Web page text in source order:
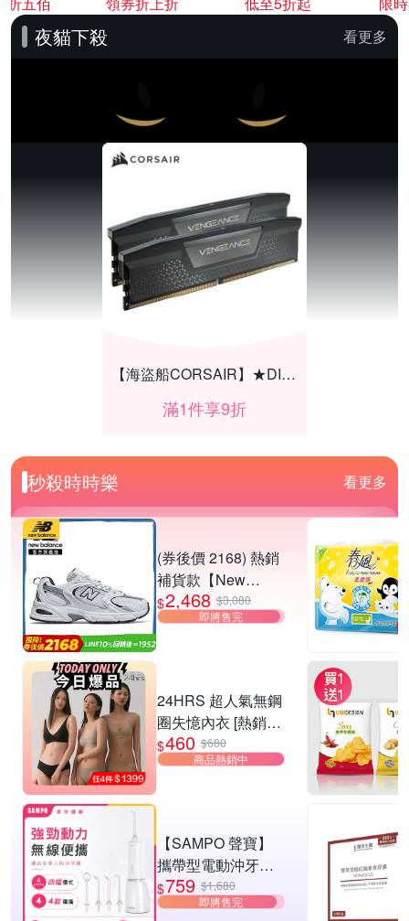
夜貓下殺 看更多
【海盜船CORSAIR】★DIY組件享9折
滿1件享9折
CITIZEN星辰錶結帳83折
滿1件享83折
秒殺時時樂 看更多
(券後價 2168) 熱銷
補貨款【New
Balance】復古運動
鞋_中性_白銀
$2,468 $3,080
即將售完
24HRS 超人氣無鋼
圈失憶內衣 [熱銷好
評]
$460 $680
商品熱銷中
【SAMPO 聲寶】
攜帶型電動沖牙機/
洗牙器/沖牙器(WB-
Z2506NL)
$759 $1,680
即將售完